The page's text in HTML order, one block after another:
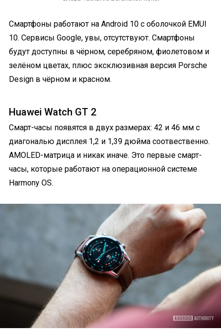
Смартфоны работают на Android 10 с оболочкой EMUI
10. Сервисы Google, увы, отсутствуют. Смартфоны
будут доступны в чёрном, серебряном, фиолетовом и
зелёном цветах, плюс эксклюзивная версия Porsche
Design в чёрном и красном.
Huawei Watch GT 2
Смарт-часы появятся в двух размерах: 42 и 46 мм с
диагональю дисплея 1,2 и 1,39 дюйма соотвественно.
AMOLED-матрица и никак иначе. Это первые смарт-
часы, которые работают на операционной системе
Harmony OS.